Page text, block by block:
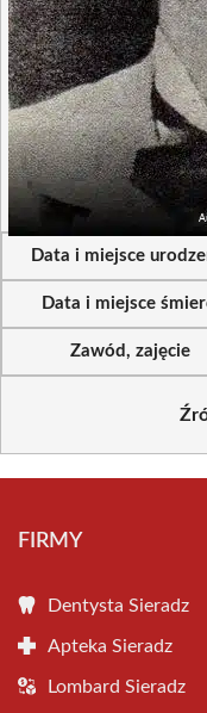
Data i miejsce
Data i miejsce
Zawód, zajęcie
FIRMY
Dentysta Sieradz
Apteka Sieradz
Lombard Sieradz